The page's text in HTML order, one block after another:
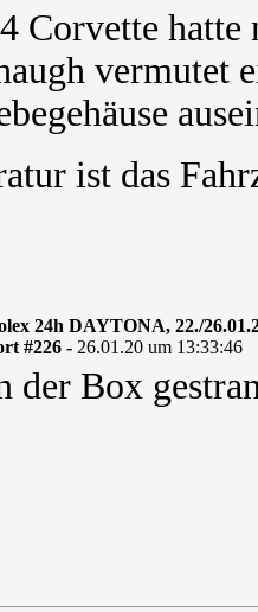
Corvette hatte
vermutet
ist das
24h DAYTONA, 22./
#226 - 26.01.20 um 13:33:46
der Box